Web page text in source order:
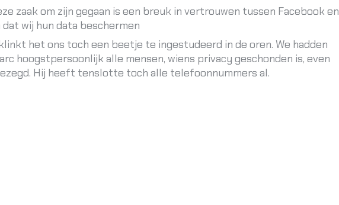
zaak om zijn gegaan is een breuk in vertrouwen tussen Facebook en
wij hun data beschermen
het ons toch een beetje te ingestudeerd in de oren. We hadden
hoogstpersoonlijk alle mensen, wiens privacy geschonden is, even
Hij heeft tenslotte toch alle telefoonnummers al.